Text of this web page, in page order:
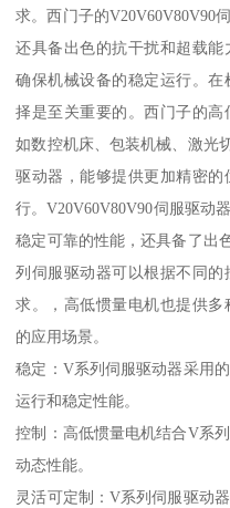
求。西门子的V20V60V80V90
还具备出色的抗干扰和超载能
确保机械设备的稳定运行。
择是至关重要的。西门子的高
如数控机床、包装机械、激光
驱动器，能够提供更加精密
行。V20V60V80V90伺服驱动
稳定可靠的性能，还具备了出
列伺服驱动器可以根据不同
求。，高低惯量电机也提供
的应用场景。
稳定：V系列伺服驱动器采用
运行和稳定性能。
控制：高低惯量电机结合V系
动态性能。
灵活可定制：V系列伺服驱动